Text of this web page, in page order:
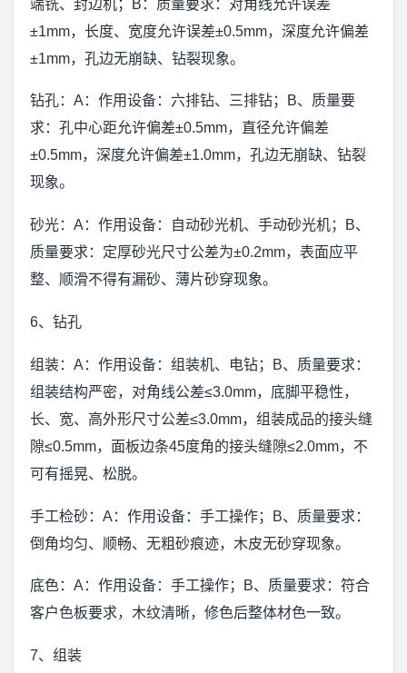
端铣、封边机；B：质量要求：对角线允许误差
±1mm，长度、宽度允许误差±0.5mm，深度允许偏差
±1mm，孔边无崩缺、钻裂现象。
钻孔：A：作用设备：六排钻、三排钻；B、质量要
求：孔中心距允许偏差±0.5mm，直径允许偏差
±0.5mm，深度允许偏差±1.0mm，孔边无崩缺、钻裂
现象。
砂光：A：作用设备：自动砂光机、手动砂光机；B、
质量要求：定厚砂光尺寸公差为±0.2mm，表面应平
整、顺滑不得有漏砂、薄片砂穿现象。
6、钻孔
组装：A：作用设备：组装机、电钻；B、质量要求：
组装结构严密，对角线公差≤3.0mm，底脚平稳性，
长、宽、高外形尺寸公差≤3.0mm，组装成品的接头缝
隙≤0.5mm，面板边条45度角的接头缝隙≤2.0mm，不
可有摇晃、松脱。
手工检砂：A：作用设备：手工操作；B、质量要求：
倒角均匀、顺畅、无粗砂痕迹，木皮无砂穿现象。
底色：A：作用设备：手工操作；B、质量要求：符合
客户色板要求，木纹清晰，修色后整体材色一致。
7、组装